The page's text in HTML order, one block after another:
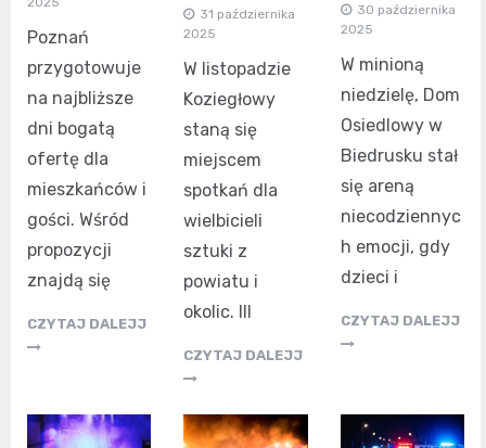
Poznań
przygotowuje
na najbliższe
dni bogatą
ofertę dla
mieszkańców i
gości. Wśród
propozycji
znajdą się
CZYTAJ DALEJJ
31 października
2025
W listopadzie
Koziegłowy
staną się
miejscem
spotkań dla
wielbicieli
sztuki z
powiatu i
okolic. III
CZYTAJ DALEJJ
30 października
2025
W minioną
niedzielę, Dom
Osiedlowy w
Biedrusku stał
się areną
niecodziennyc
h emocji, gdy
dzieci i
CZYTAJ DALEJJ